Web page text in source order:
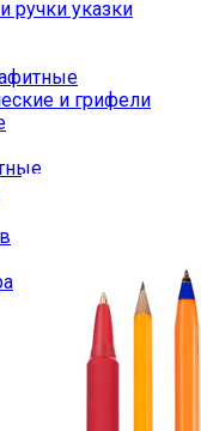
ручки указки
и грифели